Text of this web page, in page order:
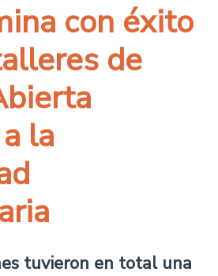
con éxito
de
la
tuvieron en total una